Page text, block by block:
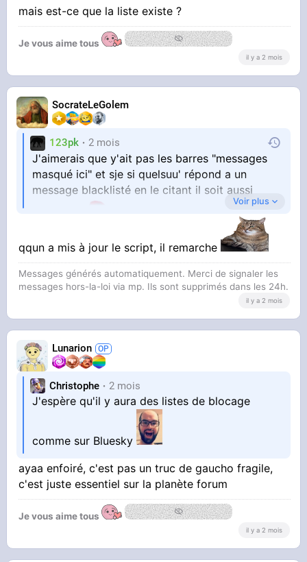
mais est-ce que la liste existe ?
Je vous aime tous
il y a 2 mois
SocrateLeGolem
123pk 2 mois
J'aimerais que y'ait pas les barres "messages
masqué ici" et sje si quelsuu' répond a un
message blacklisté en le citant il soit aussi
Comme faisait le script
Je suis trop exigeant tu crois
Ma copine dit que je mérite ce qu'il y a de
mieux
Voir plus
qqun a mis à jour le script, il remarche
Messages générés automatiquement. Merci de signaler les
messages hors-la-loi via mp. Ils sont supprimés dans les 24h.
il y a 2 mois
Lunarion
Christophe 2 mois
J'espère qu'il y aura des listes de blocage
comme sur Bluesky
ayaa enfoiré, c'est pas un truc de gaucho fragile,
c'est juste essentiel sur la planète forum
Je vous aime tous
il y a 2 mois